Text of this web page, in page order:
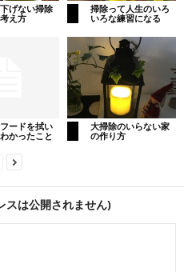
げない掃除
え方
掃除って人生のいろ
いろな練習になる
ードを拭い
かったこと
大掃除のいらない家
の作り方
スは公開されません)